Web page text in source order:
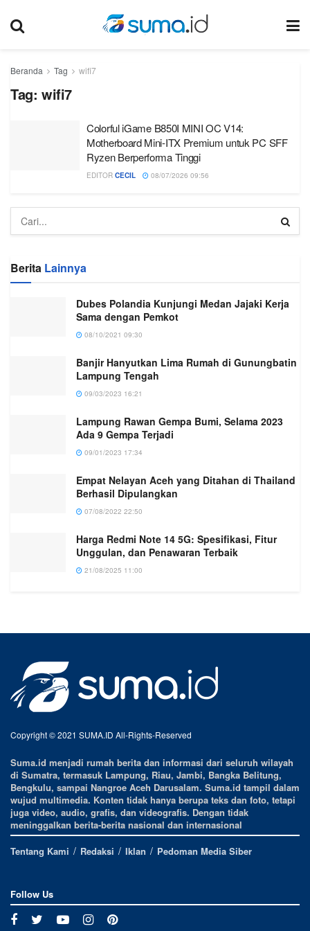
Beranda Tag wifi7
Tag: wifi7
Colorful iGame B850I MINI OC V14:
Motherboard Mini-ITX Premium untuk PC SFF
Ryzen Berperforma Tinggi
EDITOR CECIL 08/07/2026 09:56
Berita Lainnya
Dubes Polandia Kunjungi Medan Jajaki Kerja
Sama dengan Pemkot
08/10/2021 09:30
Banjir Hanyutkan Lima Rumah di Gunungbatin
Lampung Tengah
09/03/2023 16:21
Lampung Rawan Gempa Bumi, Selama 2023
Ada 9 Gempa Terjadi
09/01/2023 17:34
Empat Nelayan Aceh yang Ditahan di Thailand
Berhasil Dipulangkan
07/08/2022 22:50
Harga Redmi Note 14 5G: Spesifikasi, Fitur
Unggulan, dan Penawaran Terbaik
21/08/2025 11:00
Copyright © 2021 SUMA.ID All-Rights-Reserved
Suma.id menjadi rumah berita dan informasi dari seluruh wilayah
di Sumatra, termasuk Lampung, Riau, Jambi, Bangka Belitung,
Bengkulu, sampai Nangroe Aceh Darusalam. Suma.id tampil dalam
wujud multimedia. Konten tidak hanya berupa teks dan foto, tetapi
juga video, audio, grafis, dan videografis. Dengan tidak
meninggalkan berita-berita nasional dan internasional
Tentang Kami
Redaksi Iklan Pedoman Media Siber
Follow Us